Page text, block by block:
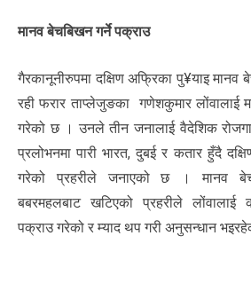
मानव बेचबिखन गर्ने पक्राउ
गैरकानूनीरुपमा दक्षिण अफ्रिका पु¥याइ मानव
रही फरार ताप्लेजुङका गणेशकुमार लोंवालाई
गरेको छ । उनले तीन जनालाई वैदेशिक
प्रलोभनमा पारी भारत, दुबई र कतार हुँदै
गरेको प्रहरीले जनाएको छ । मानव
बबरमहलबाट खटिएको प्रहरीले लोंवालाई
पक्राउ गरेको र म्याद थप गरी अनुसन्धान